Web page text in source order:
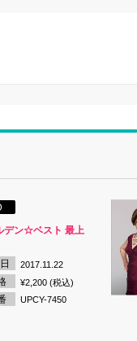
デン☆ベスト 最上
2017.11.22
¥2,200 (税込)
UPCY-7450